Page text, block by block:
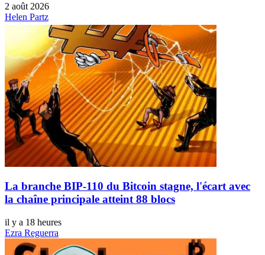
2 août 2026
Helen Partz
La branche BIP-110 du Bitcoin stagne, l'écart avec
la chaîne principale atteint 88 blocs
il y a 18 heures
Ezra Reguerra